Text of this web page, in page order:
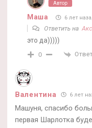
Автор
Маша 6 лет
Ответить на
это да)))))
0
Валентина 6 лет
Машуня, спасибо
первая Шарлотка